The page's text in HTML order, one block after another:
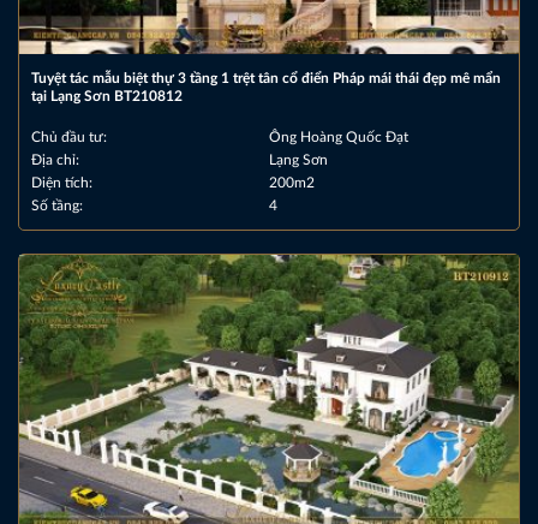
Tuyệt tác mẫu biệt thự 3 tầng 1 trệt tân cổ điển Pháp mái thái đẹp mê mẩn
tại Lạng Sơn BT210812
Chủ đầu tư:
Ông Hoàng Quốc Đạt
Địa chỉ:
Lạng Sơn
Diện tích:
200m2
Số tầng:
4